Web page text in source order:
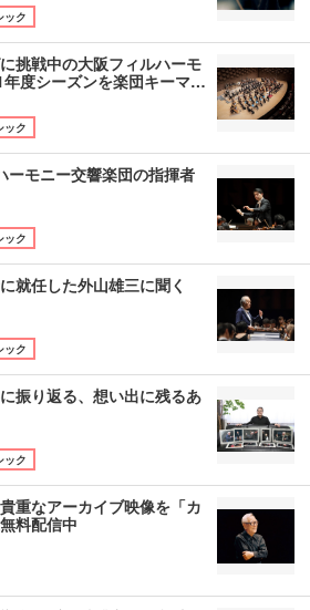
ック
挑戦中の大阪フィルハーモ
度シーズンを楽団キーマ…
ック
ーモニー交響楽団の指揮者
ック
就任した外山雄三に聞く
ック
振り返る、想い出に残るあ
ック
重なアーカイブ映像を「カ
料配信中